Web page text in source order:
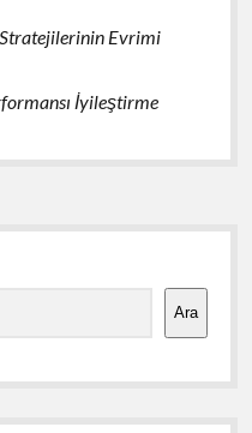
Evrimi
İyileştirme
Ara